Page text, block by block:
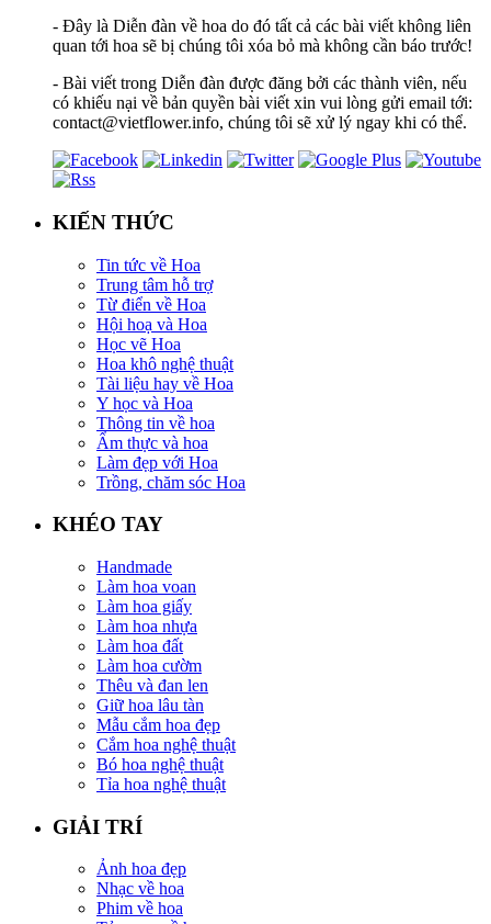
- Đây là Diễn đàn về hoa do đó tất cả các bài viết không liên
quan tới hoa sẽ bị chúng tôi xóa bỏ mà không cần báo trước!
- Bài viết trong Diễn đàn được đăng bởi các thành viên, nếu
có khiếu nại về bản quyền bài viết xin vui lòng gửi email tới:
contact@vietflower.info, chúng tôi sẽ xử lý ngay khi có thể.
KIẾN THỨC
Tin tức về Hoa
Trung tâm hỗ trợ
Từ điển về Hoa
Hội hoạ và Hoa
Học vẽ Hoa
Hoa khô nghệ thuật
Tài liệu hay về Hoa
Y học và Hoa
Thông tin về hoa
Ẩm thực và hoa
Làm đẹp với Hoa
Trồng, chăm sóc Hoa
KHÉO TAY
Handmade
Làm hoa voan
Làm hoa giấy
Làm hoa nhựa
Làm hoa đất
Làm hoa cườm
Thêu và đan len
Giữ hoa lâu tàn
Mẫu cắm hoa đẹp
Cắm hoa nghệ thuật
Bó hoa nghệ thuật
Tỉa hoa nghệ thuật
GIẢI TRÍ
Ảnh hoa đẹp
Nhạc về hoa
Phim về hoa